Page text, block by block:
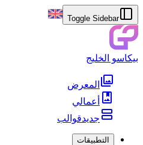
Toggle Sidebar
بيكاسو الخليج
المعرض
أعمالي
جديدقوالب
التطبيقات